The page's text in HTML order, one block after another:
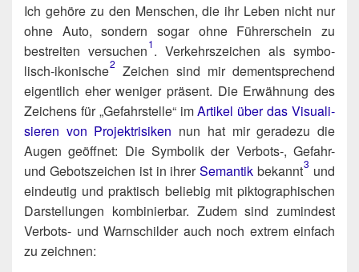
Ich gehö­re zu den Men­schen, die ihr Leben nicht nur
ohne Auto, son­dern sogar ohne Füh­rer­schein zu
bestrei­ten versuchen​1. Ver­kehrs­zei­chen als sym­bo­
lisch-iko­ni­sche​2 Zei­chen sind mir dem­entspre­chend
eigent­lich eher weni­ger prä­sent. Die Erwäh­nung des
Zei­chens für „Gefahr­stel­le“ imArti­kel über das Visua­li­
sie­ren von Pro­jekt­ri­si­ken nun hat mir gera­de­zu die
Augen geöff­net: Die Sym­bo­lik der Verbots‑, Gefahr-
und Gebots­zei­chen ist in ihrerSeman­tik bekannt​3 und
ein­deu­tig und prak­tisch belie­big mit pik­to­gra­phi­schen
Dar­stel­lun­gen kom­bi­nier­bar. Zudem sind zumin­dest
Ver­bots- und Warn­schil­der auch noch extrem ein­fach
zu zeichnen: